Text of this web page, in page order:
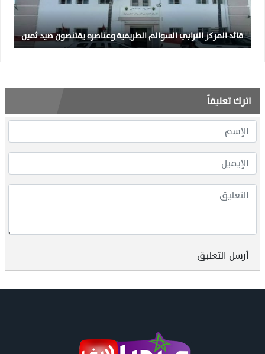
قائد المركز الترابي السوالم الطريفية وعناصره يقتنصون صيد ثمين
اترك تعليقاً
أرسل التعليق